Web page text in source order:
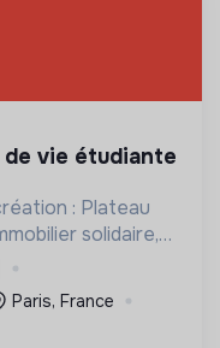
: Plateau
solidaire,
gestion
vacants
Paris, France